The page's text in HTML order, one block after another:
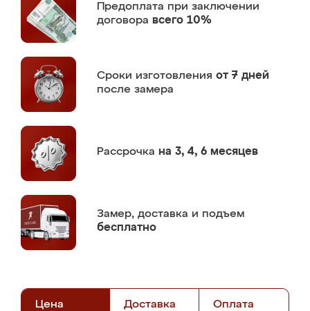
Предоплата при заключении
договора всего 10%
Сроки изготовления от 7 дней
после замера
Рассрочка на 3, 4, 6 месяцев
Замер, доставка и подъем
бесплатно
Цена Доставка Оплата